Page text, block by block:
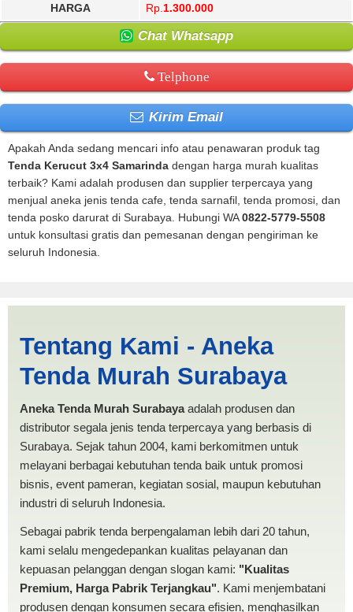
HARGA Rp. 1.300.000
Chat Whatsapp
Telphone
Kirim Email
Apakah Anda sedang mencari info atau penawaran produk tag
Tenda Kerucut 3x4 Samarinda dengan harga murah kualitas
terbaik? Kami adalah produsen dan supplier terpercaya yang
menjual aneka jenis tenda cafe, tenda sarnafil, tenda promosi, dan
tenda posko darurat di Surabaya. Hubungi WA0822-5779-5508
untuk konsultasi gratis dan pemesanan dengan pengiriman ke
seluruh Indonesia.
Samarinda | PRODUKSI
ANEKA TENDA MURAH
Tentang Kami - Aneka
Tenda Murah Surabaya
Aneka Tenda Murah Surabayaadalah produsen dan
distributor segala jenis tenda terpercaya yang berbasis di
Surabaya. Sejak tahun 2004, kami berkomitmen untuk
melayani berbagai kebutuhan tenda baik untuk promosi
bisnis, event pameran, kegiatan sosial, maupun kebutuhan
industri di seluruh Indonesia.
Sebagai pabrik tenda berpengalaman lebih dari 20 tahun,
kami selalu mengedepankan kualitas pelayanan dan
kepuasan pelanggan dengan slogan kami: "Kualitas
Premium, Harga Pabrik Terjangkau". Kami menjembatani
produsen dengan konsumen secara efisien, menghasilkan